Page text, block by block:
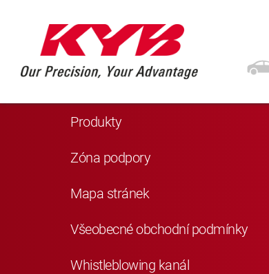
Navigace
Produkty
Zóna podpory
Mapa stránek
Všeobecné obchodní podmínky
Whistleblowing kanál